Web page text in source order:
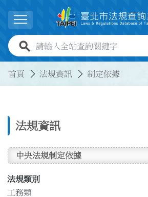
展開選單
全站查詢關鍵字欄位
首頁 法規資訊 制定依據
法規資訊
中央法規制定依據
法規類別
工務類